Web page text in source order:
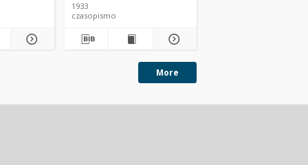
1933
czasopismo
More